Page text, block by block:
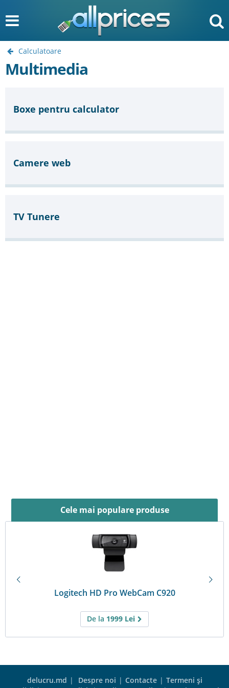
Calculatoare
Multimedia
Boxe pentru calculator
Camere web
TV Tunere
Cele mai populare produse
Logitech HD Pro WebCam C920
De la 1999 Lei
delucru.md | Despre noi | Contacte | Termeni şi